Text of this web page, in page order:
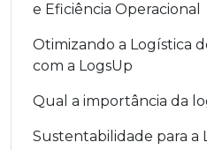
e Eficiência Operacional
Otimizando a Logística
com a LogsUp
Qual a importância da
Sustentabilidade para a